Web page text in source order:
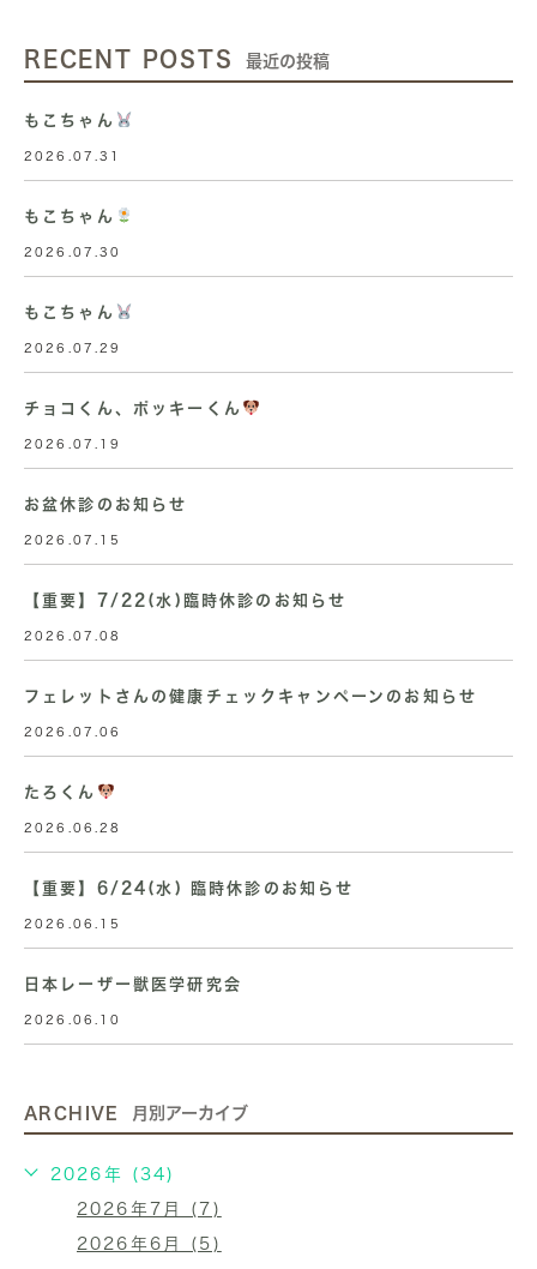
RECENT POSTS 最近の投稿
もこちゃん
2026.07.31
もこちゃん
2026.07.30
もこちゃん
2026.07.29
チョコくん、ポッキーくん
2026.07.19
お盆休診のお知らせ
2026.07.15
【重要】7/22(水)臨時休診のお知らせ
2026.07.08
フェレットさんの健康チェックキャンペーンのお知らせ
2026.07.06
たろくん
2026.06.28
【重要】6/24(水) 臨時休診のお知らせ
2026.06.15
日本レーザー獣医学研究会
2026.06.10
ARCHIVE 月別アーカイブ
2026年 (34)
2026年7月 (7)
2026年6月 (5)